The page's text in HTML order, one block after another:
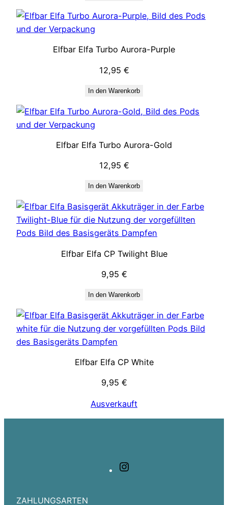
Elfbar Elfa Turbo Aurora-Purple
12,95 €
In den Warenkorb
Elfbar Elfa Turbo Aurora-Gold
12,95 €
In den Warenkorb
Elfbar Elfa CP Twilight Blue
9,95 €
In den Warenkorb
Elfbar Elfa CP White
9,95 €
Ausverkauft
ZAHLUNGSARTEN